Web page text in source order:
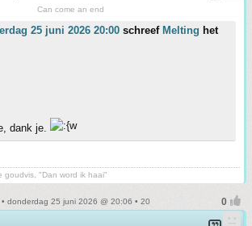
Can come an end
25 juni 2026 20:00 schreef Melting het
dank je.
goudvis, "Dan word ik haai"
• donderdag 25 juni 2026 @ 20:06 • 20